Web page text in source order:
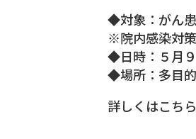
◆対象：がん
※院内感染対
◆日時：５月
◆場所：多目的
詳しくはこち